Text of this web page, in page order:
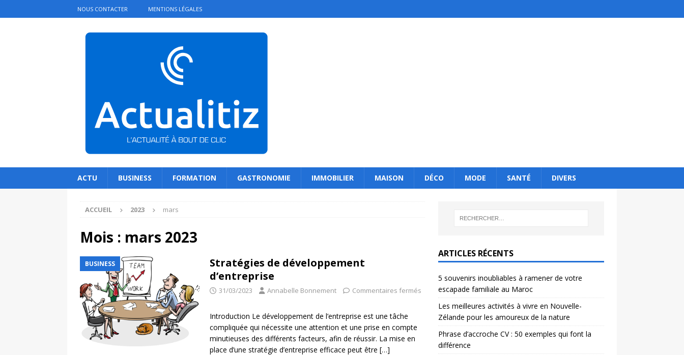
NOUS CONTACTER MENTIONS LÉGALES
ACTU BUSINESS FORMATION GASTRONOMIE IMMOBILIER MAISON DÉCO MODE SANTÉ DIVERS
ACCUEIL 2023 mars
Mois : mars 2023
BUSINESS
Stratégies de développement
d’entreprise
31/03/2023 Annabelle Bonnement Commentaires fermés
Introduction Le développement de l’entreprise est une tâche
compliquée qui nécessite une attention et une prise en compte
minutieuses des différents facteurs, afin de réussir. La mise en
place d’une stratégie d’entreprise efficace peut être […]
ARTICLES RÉCENTS
5 souvenirs inoubliables à ramener de votre
escapade familiale au Maroc
Les meilleures activités à vivre en Nouvelle-
Zélande pour les amoureux de la nature
Phrase d’accroche CV : 50 exemples qui font la
différence